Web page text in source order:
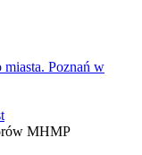
Poznań w